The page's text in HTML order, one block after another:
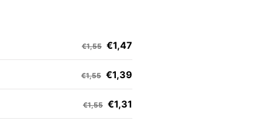
€1,55 €1,47
€1,55 €1,39
€1,55 €1,31